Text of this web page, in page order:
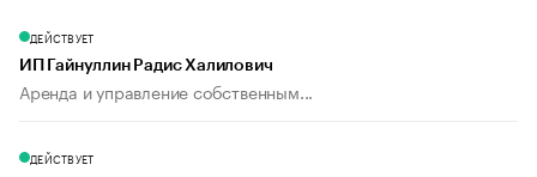
ДЕЙСТВУЕТ
ИП Гайнуллин Радис Халилович
Аренда и управление собственным...
ДЕЙСТВУЕТ